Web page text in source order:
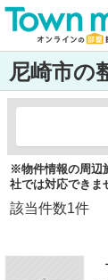
尼崎市の
※物件情報の周辺
社では対応できま
該当件数1件